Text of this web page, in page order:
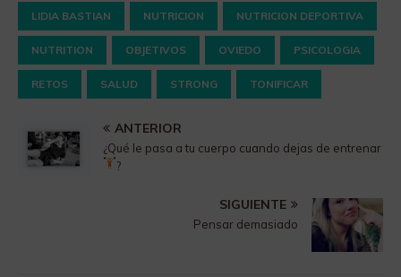
LIDIA BASTIAN NUTRICION NUTRICION DEPORTIVA
NUTRITION OBJETIVOS OVIEDO PSICOLOGIA
RETOS SALUD STRONG TONIFICAR
ANTERIOR
¿Qué le pasa a tu cuerpo cuando dejas de entrenar
?
SIGUIENTE
Pensar demasiado